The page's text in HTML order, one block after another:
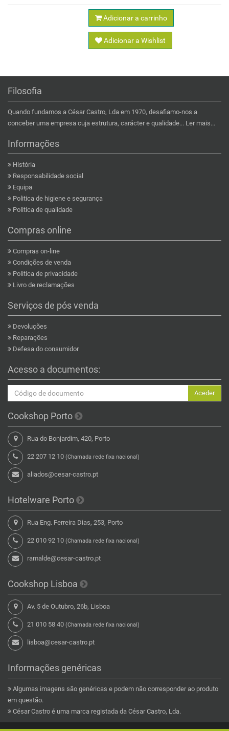
Adicionar a carrinho
Adicionar a Wishlist
Filosofia
Quando fundamos a César Castro, Lda em 1970, desafiamo-nos a
conceber uma empresa cuja estrutura, carácter e qualidade... Ler mais...
Informações
História
Responsabilidade social
Equipa
Politica de higiene e segurança
Politica de qualidade
Compras online
Compras on-line
Condições de venda
Politica de privacidade
Livro de reclamações
Serviços de pós venda
Devoluções
Reparações
Defesa do consumidor
Acesso a documentos:
Aceder
Cookshop Porto
Rua do Bonjardim, 420, Porto
22 207 12 10 (Chamada rede fixa nacional)
aliados@cesar-castro.pt
Hotelware Porto
Rua Eng. Ferreira Dias, 253, Porto
22 010 92 10 (Chamada rede fixa nacional)
ramalde@cesar-castro.pt
Cookshop Lisboa
Av. 5 de Outubro, 26b, Lisboa
21 010 58 40 (Chamada rede fixa nacional)
lisboa@cesar-castro.pt
Informações genéricas
Algumas imagens são genéricas e podem não corresponder ao produto
em questão.
César Castro é uma marca registada da César Castro, Lda.